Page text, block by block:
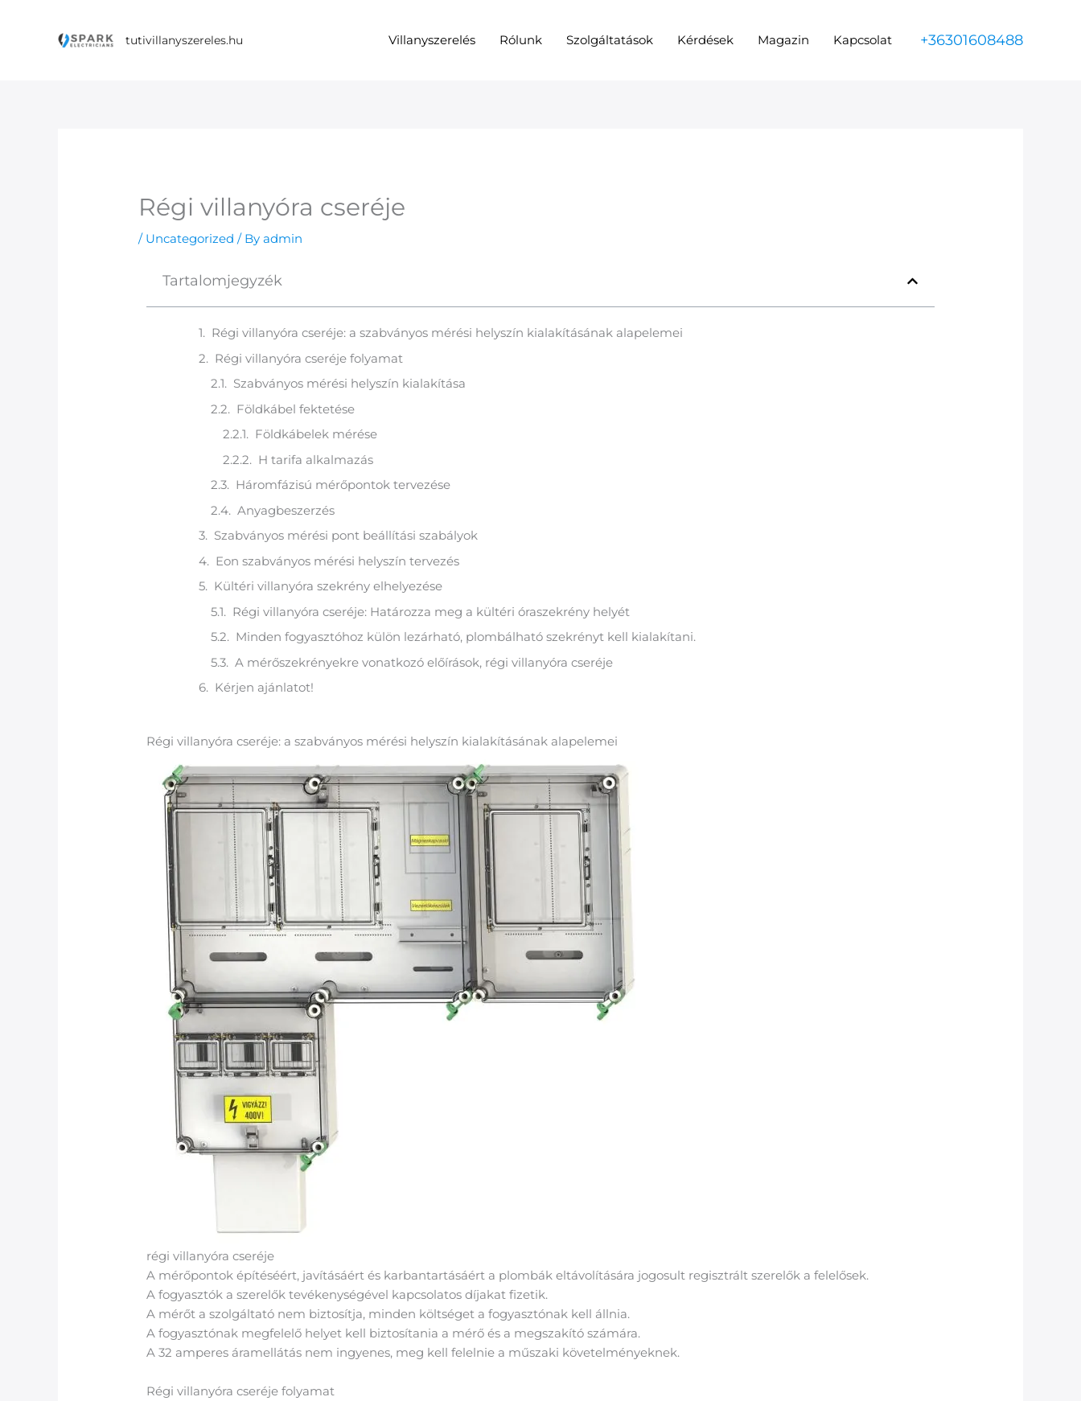
tutivillanyszereles.hu Villanyszerelés Rólunk Szolgáltatások Kérdések Magazin Kapcsolat +36301608488
Régi villanyóra cseréje
/ Uncategorized / Byadmin
Tartalomjegyzék
Régi villanyóra cseréje: a szabványos mérési helyszín kialakításának alapelemei
Régi villanyóra cseréje folyamat
Szabványos mérési helyszín kialakítása
Földkábel fektetése
Földkábelek mérése
H tarifa alkalmazás
Háromfázisú mérőpontok tervezése
Anyagbeszerzés
Szabványos mérési pont beállítási szabályok
Eon szabványos mérési helyszín tervezés
Kültéri villanyóra szekrény elhelyezése
Régi villanyóra cseréje: Határozza meg a kültéri óraszekrény helyét
Minden fogyasztóhoz külön lezárható, plombálható szekrényt kell kialakítani.
A mérőszekrényekre vonatkozó előírások, régi villanyóra cseréje
Kérjen ajánlatot!
Régi villanyóra cseréje: a szabványos mérési helyszín kialakításának alapelemei
régi villanyóra cseréje
A mérőpontok építéséért, javításáért és karbantartásáért a plombák eltávolítására jogosult regisztrált szerelők a felelősek.
A fogyasztók a szerelők tevékenységével kapcsolatos díjakat fizetik.
A mérőt a szolgáltató nem biztosítja, minden költséget a fogyasztónak kell állnia.
A fogyasztónak megfelelő helyet kell biztosítania a mérő és a megszakító számára.
A 32 amperes áramellátás nem ingyenes, meg kell felelnie a műszaki követelményeknek.
Régi villanyóra cseréje folyamat